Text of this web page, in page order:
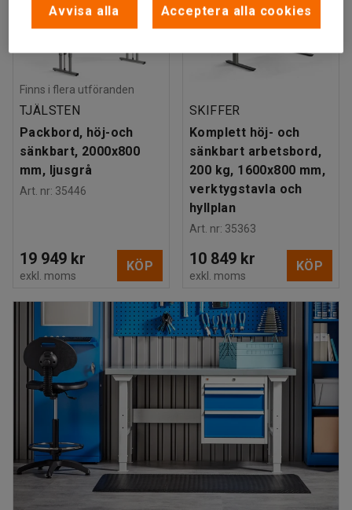
Finns i flera utföranden
TJÄLSTEN
Packbord, höj-och
sänkbart, 2000x800
mm, ljusgrå
Art. nr: 35446
19 949 kr
exkl. moms
KÖP
SKIFFER
Komplett höj- och
sänkbart arbetsbord,
200 kg, 1600x800 mm,
verktygstavla och
hyllplan
Art. nr: 35363
10 849 kr
exkl. moms
KÖP
Avvisa alla Acceptera alla cookies